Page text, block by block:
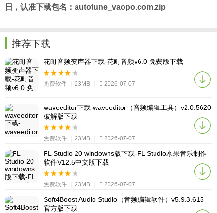
日，认准下载包名：autotune_vaopo.com.zip
推荐下载
花町音频变声器下载-花町音频v6.0 免费版下载
免费软件 23MB 2026-07-07
waveeditor下载-waveeditor（音频编辑工具）v2.0.5620
破解版下载
免费软件 23MB 2026-07-07
FL Studio 20 windowns版下载-FL Studio水果音乐制作
软件V12.5中文版下载
免费软件 23MB 2026-07-07
Soft4Boost Audio Studio（音频编辑软件）v5.9.3.615
官方版下载